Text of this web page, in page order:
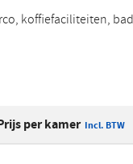
koffiefaciliteiten,
per kamer Incl. BTW